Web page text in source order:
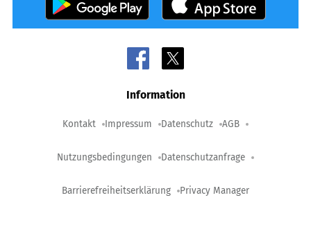
Information
Kontakt Impressum Datenschutz AGB
Nutzungsbedingungen Datenschutzanfrage
Barrierefreiheitserklärung Privacy Manager